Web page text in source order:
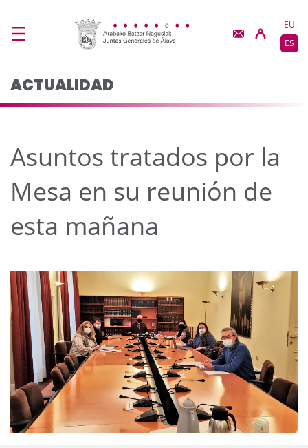
Asuntos tratados por
EU
ES
ACTUALIDAD
Asuntos tratados por la
Mesa en su reunión de
esta mañana